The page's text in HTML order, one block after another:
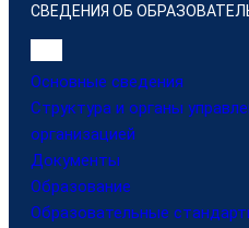
СВЕДЕНИЯ ОБ
Основные сведения
Структура и органы
организацией
Документы
Образование
Образовательные